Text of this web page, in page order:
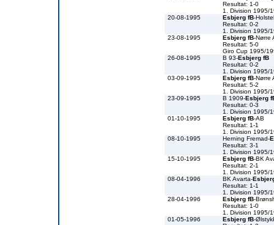
Resultat: 1-0
1. Division 1995/
20-08-1995
Esbjerg fB-
Resultat: 0-2
1. Division 1995/
23-08-1995
Esbjerg fB-Nørre
Resultat: 5-0
Giro Cup 1995/
26-08-1995
B 93-Esbjerg fB
Resultat: 0-2
1. Division 1995/
03-09-1995
Esbjerg fB-Nørre
Resultat: 5-2
1. Division 1995/
23-09-1995
B 1909-Esbjerg
Resultat: 0-3
1. Division 1995/
01-10-1995
Esbjerg fB-AB
Resultat: 1-1
1. Division 1995/
08-10-1995
Herning Fremad-
Resultat: 3-1
1. Division 1995/
15-10-1995
Esbjerg fB-BK
Resultat: 2-1
1. Division 1995/
08-04-1996
BK Avarta-
Resultat: 1-1
1. Division 1995/
28-04-1996
Esbjerg fB-
Resultat: 1-0
1. Division 1995/
01-05-1996
Esbjerg fB-